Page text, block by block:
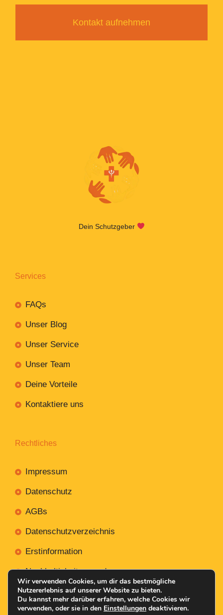
Kontakt aufnehmen
Dein Schutzgeber
Services
FAQs
Unser Blog
Unser Service
Unser Team
Deine Vorteile
Kontaktiere uns
Rechtliches
Impressum
Datenschutz
AGBs
Datenschutzverzeichnis
Erstinformation
Nachhaltigkeitsverordnung
Wir verwenden Cookies, um dir das bestmögliche
Nutzererlebnis auf unserer Website zu bieten.
Du kannst mehr darüber erfahren, welche Cookies wir
verwenden, oder sie in den Einstellungen deaktivieren.